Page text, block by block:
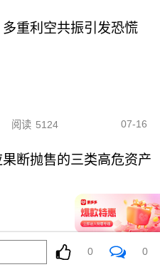
重利空共振引发恐慌
阅读 5124 07-16
断抛售的三类高危资产
3858 07-16
0 0